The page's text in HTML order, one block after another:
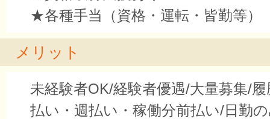
★各種手当（資格・運転・皆勤等）
メリット
未経験者OK/経験者優遇/大量募集/
払い・週払い・稼働分前払い/日勤